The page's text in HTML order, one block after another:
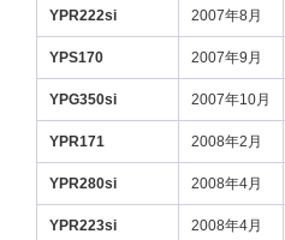
YPR222si 2007年8月
YPS170 2007年9月
YPG350si 2007年10月
YPR171 2008年2月
YPR280si 2008年4月
YPR223si 2008年4月